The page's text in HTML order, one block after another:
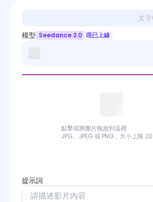
文
模型 Seedance 2.0 現已上線
點擊或將圖片拖放到這裡
JPG、JPEG 或 PNG，大小上限
提示詞